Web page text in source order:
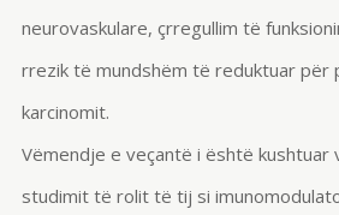
neurovaskulare, çrregullim të
rrezik të mundshëm të reduktuar për
karcinomit.
Vëmendje e veçantë i është
studimit të rolit të tij si